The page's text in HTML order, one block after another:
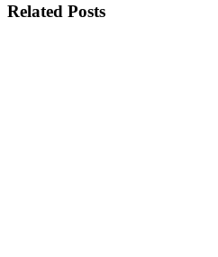
Related Posts